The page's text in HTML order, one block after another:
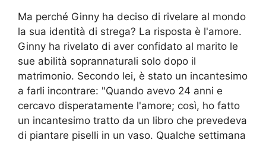
Ma perché Ginny ha deciso di rivelare al mondo
la sua identità di strega? La risposta è l'amore.
Ginny ha rivelato di aver confidato al marito le
sue abilità soprannaturali solo dopo il
matrimonio. Secondo lei, è stato un incantesimo
a farli incontrare: "Quando avevo 24 anni e
cercavo disperatamente l'amore; così, ho fatto
un incantesimo tratto da un libro che prevedeva
di piantare piselli in un vaso. Qualche settimana